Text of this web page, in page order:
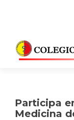
Participa
Medicina